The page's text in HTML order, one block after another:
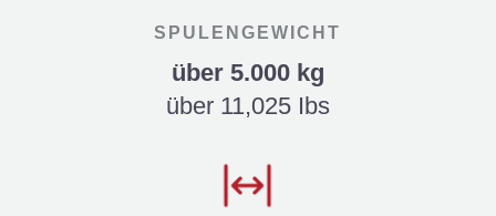
SPULENGEWICHT
über 5.000 kg
über 11,025 Ibs